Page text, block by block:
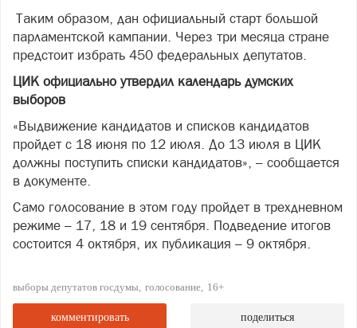
Таким образом, дан официальный старт большой
парламентской кампании. Через три месяца стране
предстоит избрать 450 федеральных депутатов.
ЦИК официально утвердил календарь думских
выборов
«Выдвижение кандидатов и списков кандидатов
пройдет с 18 июня по 12 июля. До 13 июля в ЦИК
должны поступить списки кандидатов», – сообщается
в документе.
Само голосование в этом году пройдет в трехдневном
режиме – 17, 18 и 19 сентября. Подведение итогов
состоится 4 октября, их публикация – 9 октября.
выборы депутатов госдумы голосование 16+
комментировать поделиться